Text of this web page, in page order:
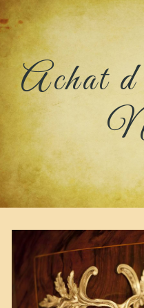
Panneau de gestion des
Achat